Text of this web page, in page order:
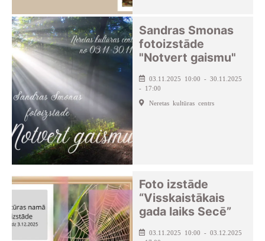
Sandras Smonas
fotoizstāde
"Notvert gaismu"
03.11.2025 10:00 - 30.11.2025
- 17:00
Neretas kultūras centrs
Foto izstāde
“Visskaistākais
gada laiks Secē”
03.11.2025 10:00 - 03.12.2025